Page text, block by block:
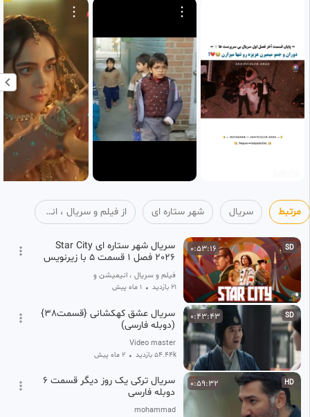
مرتبط سریال شهر ستاره ای از فیلم و سریال ، انیمیشن و انیمه
SD
0:53:16
سریال شهر ستاره ای Star City
2026 فصل 1 قسمت 5 با زیرنویس
فارسی
فیلم و سریال ، انیمیشن و انیمه
21 بازدید • 1 ماه پیش
SD
0:43:43
سریال عشق کهکشانی {قسمت38}
(دوبله فارسی)
Video master
54.44k بازدید • 2 ماه پیش
HD
0:59:32
سریال ترکی یک روز دیگر قسمت 6
دوبله فارسی
mohammad